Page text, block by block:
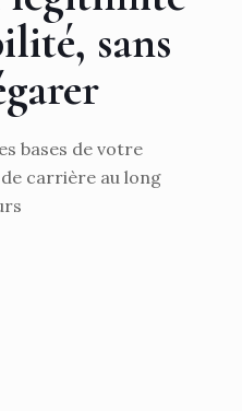
sans
bases de votre
carrière au long